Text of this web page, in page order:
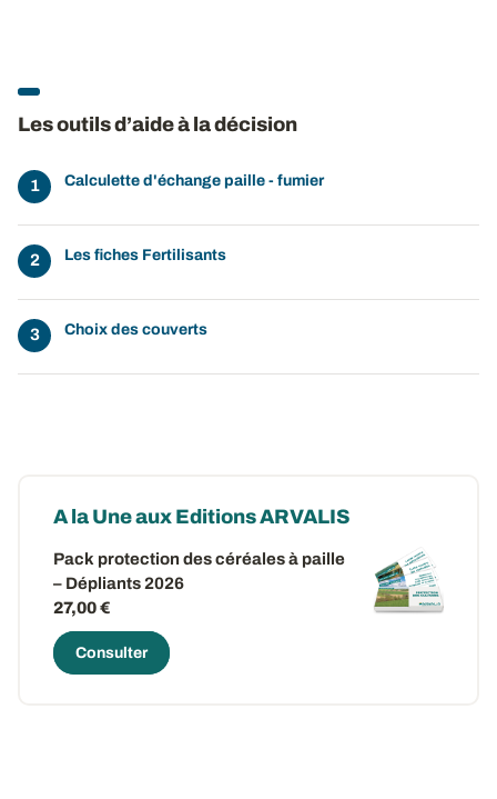
Les outils d’aide à la décision
Calculette d'échange paille - fumier
Les fiches Fertilisants
Choix des couverts
A la Une aux Editions ARVALIS
Pack protection des céréales à paille
– Dépliants 2026
27,00 €
Consulter